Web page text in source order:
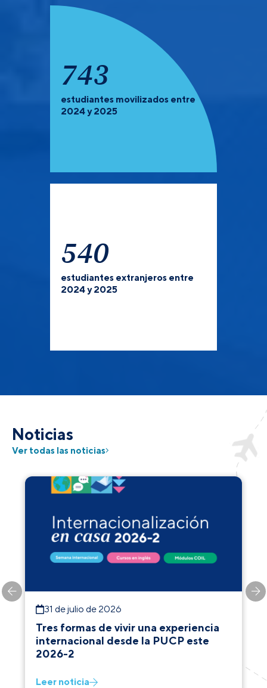
929
estudiantes movilizados entre
2024 y 2025
540
estudiantes extranjeros entre
2024 y 2025
Noticias
Ver todas las noticias
31 de julio de 2026
Tres formas de vivir una experiencia
internacional desde la PUCP este
2026-2
Leer noticia
PREGRADO Y POSGRADO:Recuerda que debes de
verificar las universidades que tienen convocatoria